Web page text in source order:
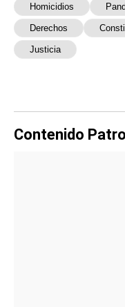
Homicidios
Derechos
Justicia
Contenido